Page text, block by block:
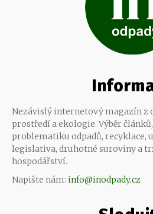
Nezávislý internetový magazín z
prostředí a ekologie. Výběr
problematiku odpadů, recyklace,
legislativa, druhotné suroviny a
hospodářství.
Napište nám: info@inodpady.cz